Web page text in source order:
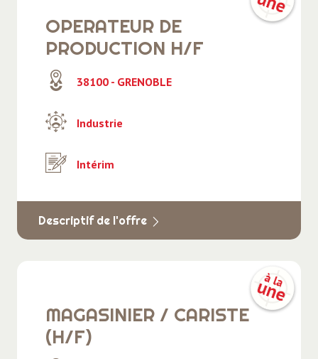
OPERATEUR DE
PRODUCTION H/F
38100 - GRENOBLE
Industrie
Intérim
Descriptif de l'offre
MAGASINIER / CARISTE
(H/F)
Professionnels des agences d'emploi -
Postuler chez ACE Emploi
Restauration - Hôtellerie - Tourisme
Secrétariat - Administratif - Accueil